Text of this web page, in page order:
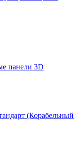
панели 3D
(Корабельный